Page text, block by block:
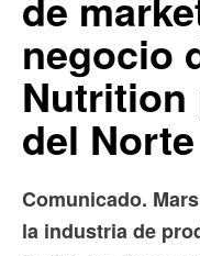
negocio
Nutrition
del Norte
Comunicado.
la industria de